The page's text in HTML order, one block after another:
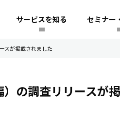
サービスを知る セミナー
スが掲載されました
の調査リリースが